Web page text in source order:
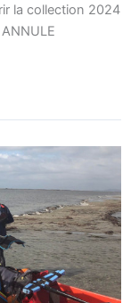
la collection 2024